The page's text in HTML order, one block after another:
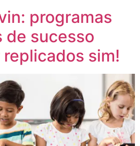
programas
de sucesso
sim!